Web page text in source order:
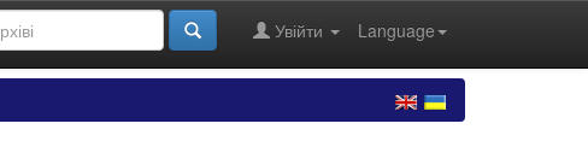
Language
Увійти